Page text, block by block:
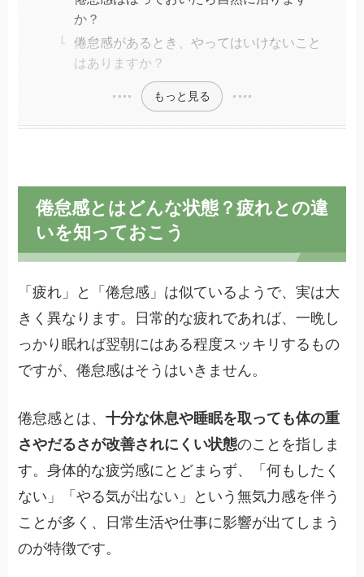
か？
倦怠感があるとき、やってはいけないこと
はありますか？
もっと見る
倦怠感とはどんな状態？疲れとの違
いを知っておこう
「疲れ」と「倦怠感」は似ているようで、実は大
きく異なります。日常的な疲れであれば、一晩し
っかり眠れば翌朝にはある程度スッキリするもの
ですが、倦怠感はそうはいきません。
倦怠感とは、十分な休息や睡眠を取っても体の重
さやだるさが改善されにくい状態のことを指しま
す。身体的な疲労感にとどまらず、「何もしたく
ない」「やる気が出ない」という無気力感を伴う
ことが多く、日常生活や仕事に影響が出てしまう
のが特徴です。